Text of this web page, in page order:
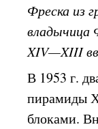
Фреска из
владычица
XIV—XIII
В 1953 г.
пирамиды
блоками.